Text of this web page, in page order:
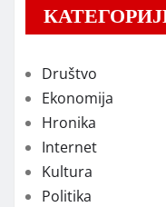
Društvo
Ekonomija
Hronika
Internet
Kultura
Politika